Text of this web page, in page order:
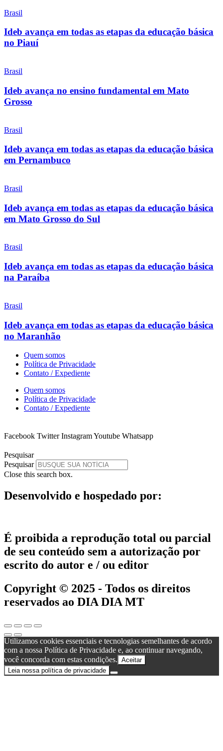
Brasil
Ideb avança em todas as etapas da educação básica
no Piauí
Brasil
Ideb avança no ensino fundamental em Mato
Grosso
Brasil
Ideb avança em todas as etapas da educação básica
em Pernambuco
Brasil
Ideb avança em todas as etapas da educação básica
em Mato Grosso do Sul
Brasil
Ideb avança em todas as etapas da educação básica
na Paraíba
Brasil
Ideb avança em todas as etapas da educação básica
no Maranhão
Quem somos
Política de Privacidade
Contato / Expediente
Quem somos
Política de Privacidade
Contato / Expediente
Facebook Twitter InstagramYoutube Whatsapp
Pesquisar
Pesquisar
Close this search box.
Desenvolvido e hospedado por:
É proibida a reprodução total ou parcial
de seu conteúdo sem a autorização por
escrito do autor e / ou editor
Copyright © 2025 - Todos os direitos
reservados ao DIA DIA MT
Utilizamos cookies essenciais e tecnologias semelhantes de acordo
com a nossa Política de Privacidade e, ao continuar navegando,
você concorda com estas condições. Aceitar
Leia nossa política de privacidade